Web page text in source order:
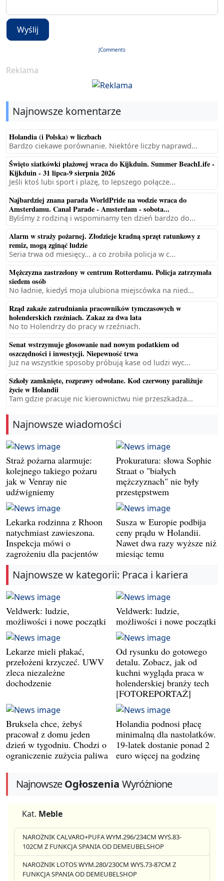
Wyślij
JComments
Reklama
Najnowsze komentarze
Holandia (i Polska) w liczbach
Bardzo ciekawe porównanie. Niektóre liczby naprawd...
Święto siatkówki plażowej wraca do Kijkduin. Summer BeachLife -
Kijkduin - 31 lipca-9 sierpnia 2026
Jeśli ktoś lubi sport i plażę, to lepszego połącze...
Najbardziej znana parada WorldPride na wodzie wraca do
Amsterdamu. Canal Parade - Amsterdam - sobota...
Byliśmy z rodziną i wspominamy ten dzień bardzo do...
Alarm w straży pożarnej. Złodzieje kradną sprzęt ratunkowy z
remiz, mogą zginąć ludzie
Seria trwa od miesięcy... a co zrobiła policja w c...
Mężczyzna zastrzelony w centrum Rotterdamu. Policja zatrzymała
siedem osób
No ładnie, kiedyś moja ulubiona miejscówka na nied...
Rząd zakaże zatrudniania pracowników tymczasowych w
holenderskich rzeźniach. Zakaz za dwa lata
No to Holendrzy do pracy w rzeźniach.
Senat wstrzymuje głosowanie nad nowym podatkiem od
oszczędności i inwestycji. Niepewność trwa
Już na wszystkie sposoby próbują kase od ludzi wyc...
Szkoły zamknięte, rozprawy odwołane. Kod czerwony paraliżuje
życie w Holandii
Tam gdzie pracuje nic kierownictwu nie przeszkadza...
Najnowsze wiadomości
Straż pożarna alarmuje:
kolejnego takiego pożaru
jak w Venray nie
udźwigniemy
Prokuratura: słowa Sophie
Straat o "białych
mężczyznach" nie były
przestępstwem
Lekarka rodzinna z Rhoon
natychmiast zawieszona.
Inspekcja mówi o
zagrożeniu dla pacjentów
Susza w Europie podbija
ceny prądu w Holandii.
Nawet dwa razy wyższe niż
miesiąc temu
Najnowsze w kategorii: Praca i kariera
Veldwerk: ludzie,
możliwości i nowe początki
Veldwerk: ludzie,
możliwości i nowe początki
Lekarze mieli płakać,
przełożeni krzyczeć. UWV
zleca niezależne
dochodzenie
Od rysunku do gotowego
detalu. Zobacz, jak od
kuchni wygląda praca w
holenderskiej branży tech
[FOTOREPORTAŻ]
Bruksela chce, żebyś
pracował z domu jeden
dzień w tygodniu. Chodzi o
ograniczenie zużycia paliwa
Holandia podnosi płacę
minimalną dla nastolatków.
19-latek dostanie ponad 2
euro więcej na godzinę
NajnowszeOgłoszenia Wyróżnione
Kat. Meble
NAROŻNIK CALVARO+PUFA WYM.296/234CM WYS.83-
102CM Z FUNKCJA SPANIA OD DEMEUBELSHOP
NAROŻNIK LOTOS WYM.280/230CM WYS.73-87CM Z
FUNKCJA SPANIA OD DEMEUBELSHOP